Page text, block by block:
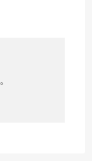
。